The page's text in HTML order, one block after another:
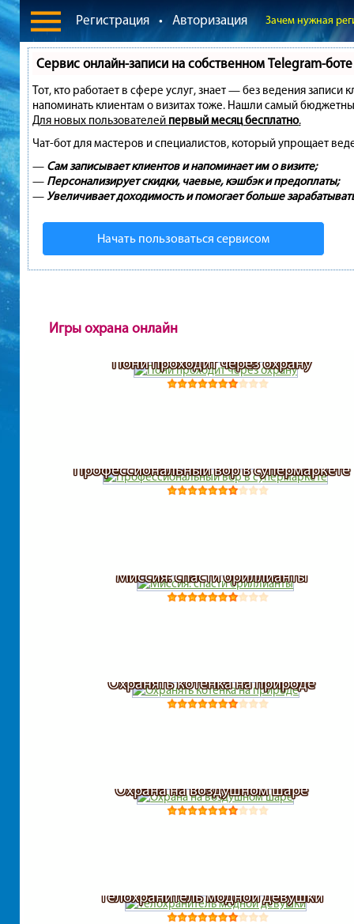
Регистрация • Авторизация Зачем нужная
Сервис онлайн-записи на собственном Telegram-боте
Тот, кто работает в сфере услуг, знает — без ведения
напоминать клиентам о визитах тоже. Нашли самый
Для новых пользователей первый месяц бесплатно.
Чат-бот для мастеров и специалистов, который упрощает
— Сам записывает клиентов и напоминает им о визите;
— Персонализирует скидки, чаевые, кэшбэк и предоплаты;
—Увеличивает доходимость и помогает больше
Начать пользоваться сервисом
Игры охрана онлайн
Пони проходит через охрану
Профессиональный вор в супермаркете
Миссия: спасти бриллианты
Охранять котенка на природе
Охрана на воздушном шаре
Телохранитель модной девушки